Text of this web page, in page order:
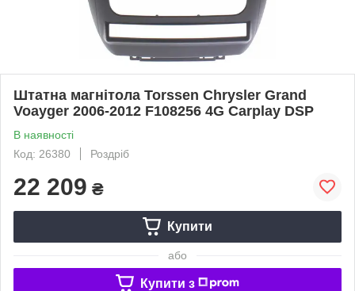
Штатна магнітола Torssen Chrysler Grand
Voayger 2006-2012 F108256 4G Carplay DSP
В наявності
Код: 26380
Роздріб
22 209 ₴
Купити
або
Купити з